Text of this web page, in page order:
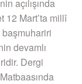
açılışında
12 Mart’ta millî
devamlı
Dergi